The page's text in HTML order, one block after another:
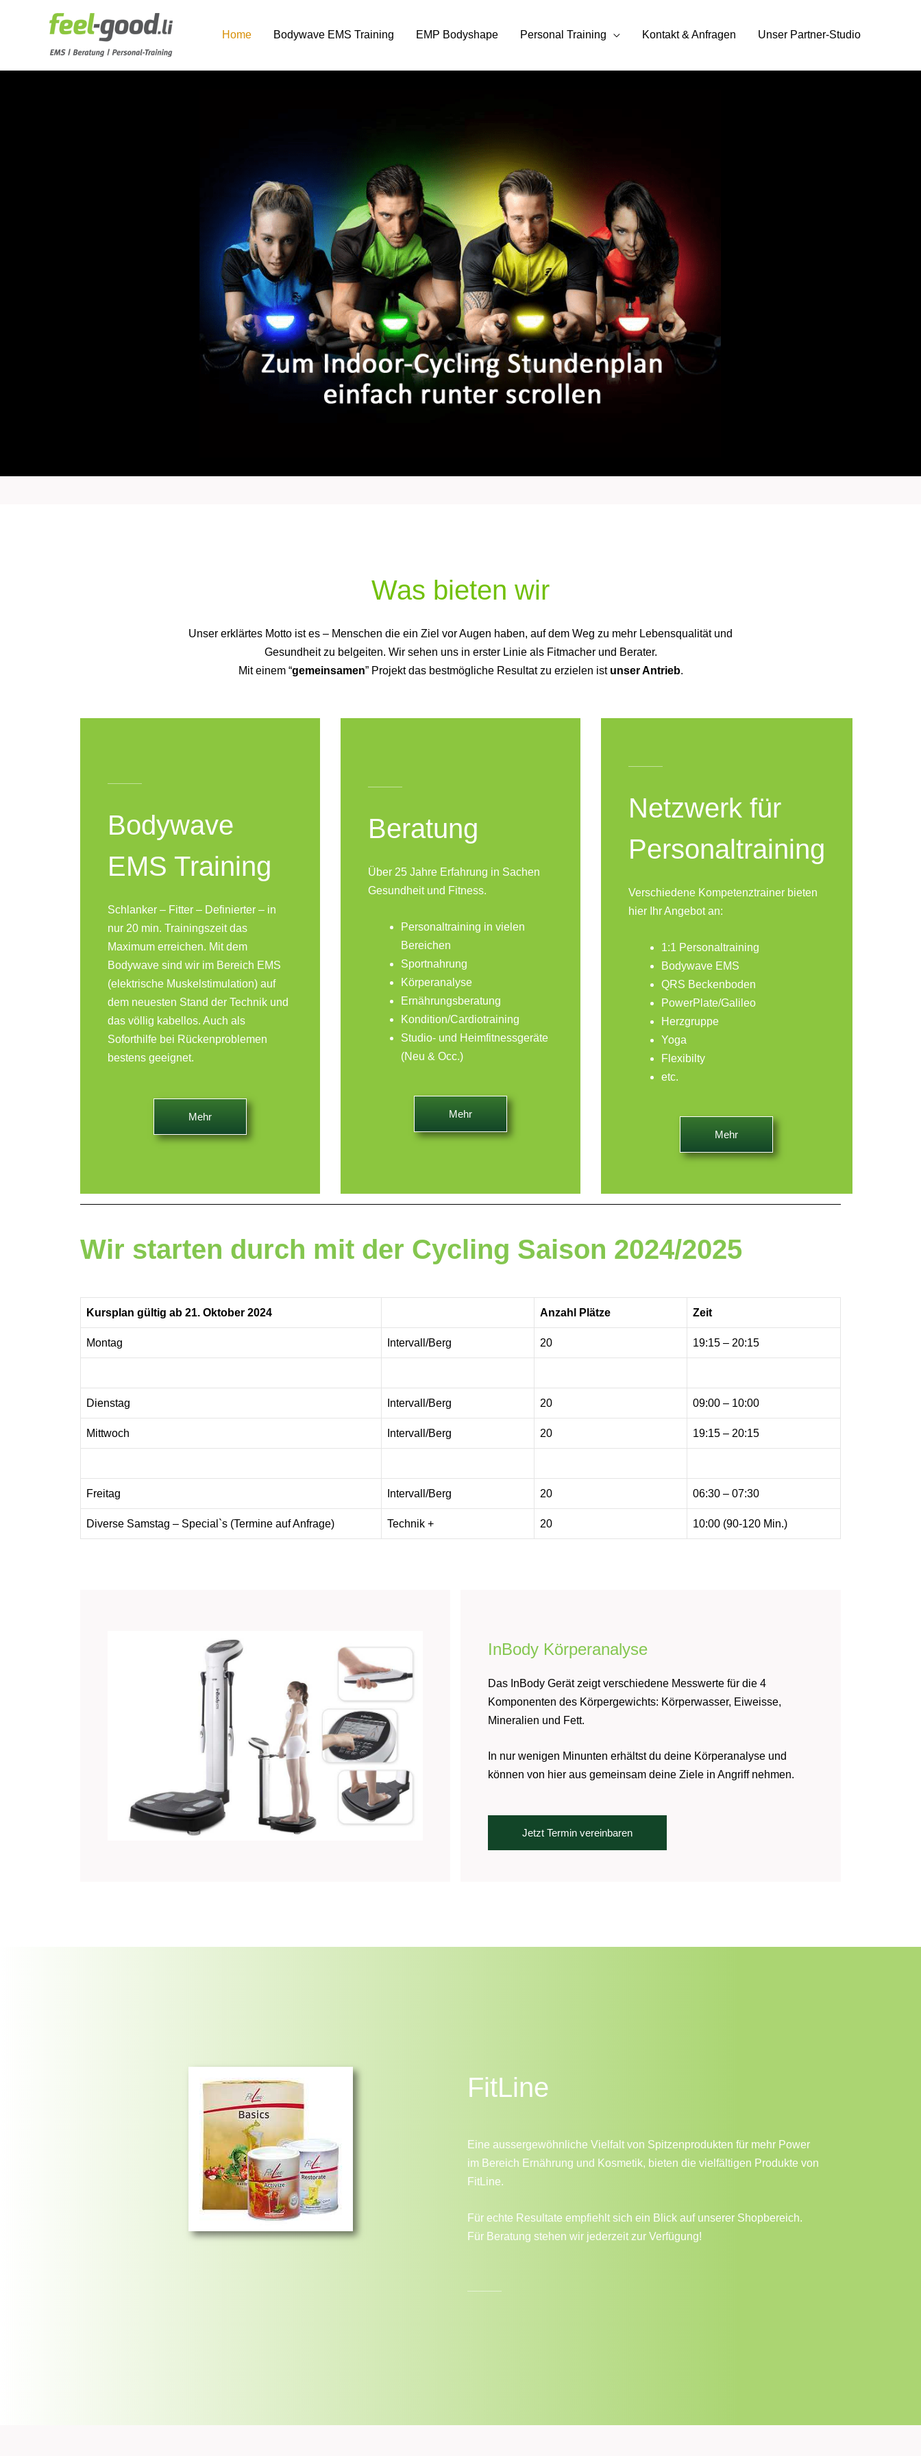
Home Bodywave EMS Training EMP Bodyshape Personal Training Kontakt & Anfragen Unser Partner-Studio
Was bieten wir
Unser erklärtes Motto ist es – Menschen die ein Ziel vor Augen haben, auf dem Weg zu mehr Lebensqualität und
Gesundheit zu belgeiten. Wir sehen uns in erster Linie als Fitmacher und Berater.
Mit einem “gemeinsamen” Projekt das bestmögliche Resultat zu erzielen ist unser Antrieb.
Bodywave
EMS Training
Schlanker – Fitter – Definierter – in
nur 20 min. Trainingszeit das
Maximum erreichen. Mit dem
Bodywave sind wir im Bereich EMS
(elektrische Muskelstimulation) auf
dem neuesten Stand der Technik und
das völlig kabellos. Auch als
Soforthilfe bei Rückenproblemen
bestens geeignet.
Mehr
Beratung
Über 25 Jahre Erfahrung in Sachen
Gesundheit und Fitness.
Personaltraining in vielen
Bereichen
Sportnahrung
Körperanalyse
Ernährungsberatung
Kondition/Cardiotraining
Studio- und Heimfitnessgeräte
(Neu & Occ.)
Mehr
Netzwerk für
Personaltraining
Verschiedene Kompetenztrainer bieten
hier Ihr Angebot an:
1:1 Personaltraining
Bodywave EMS
QRS Beckenboden
PowerPlate/Galileo
Herzgruppe
Yoga
Flexibilty
etc.
Mehr
Wir starten durch mit der Cycling Saison 2024/2025
Kursplan gültig ab 21. Oktober 2024 Anzahl Plätze Zeit
Montag Intervall/Berg 20 19:15 – 20:15
Dienstag Intervall/Berg 20 09:00 – 10:00
Mittwoch Intervall/Berg 20 19:15 – 20:15
Freitag Intervall/Berg 20 06:30 – 07:30
Diverse Samstag – Special`s (Termine auf Anfrage) Technik + 20 10:00 (90-120 Min.)
InBody Körperanalyse
Das InBody Gerät zeigt verschiedene Messwerte für die 4
Komponenten des Körpergewichts: Körperwasser, Eiweisse,
Mineralien und Fett.
In nur wenigen Minunten erhältst du deine Körperanalyse und
können von hier aus gemeinsam deine Ziele in Angriff nehmen.
Jetzt Termin vereinbaren
FitLine
Eine aussergewöhnliche Vielfalt von Spitzenprodukten für mehr Power
im Bereich Ernährung und Kosmetik, bieten die vielfältigen Produkte von
FitLine.
Für echte Resultate empfiehlt sich ein Blick auf unserer Shopbereich.
Für Beratung stehen wir jederzeit zur Verfügung!